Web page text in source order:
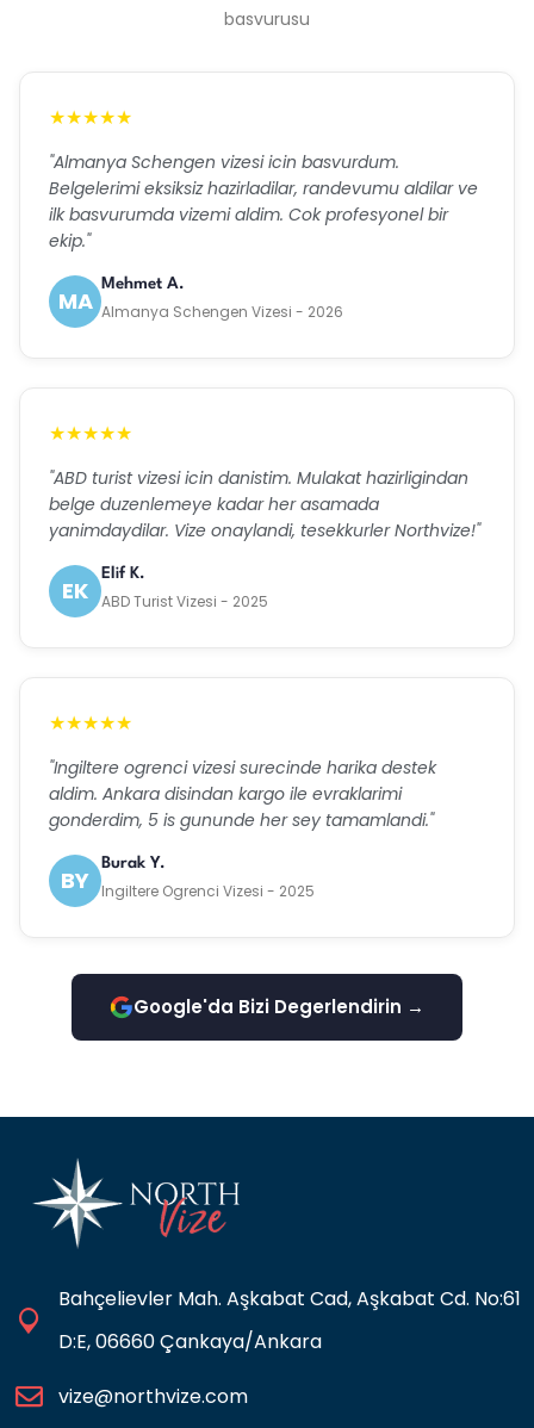
basvurusu
★★★★★
"Almanya Schengen vizesi icin basvurdum.
Belgelerimi eksiksiz hazirladilar, randevumu aldilar ve
ilk basvurumda vizemi aldim. Cok profesyonel bir
ekip."
MA
Mehmet A.
Almanya Schengen Vizesi - 2026
★★★★★
"ABD turist vizesi icin danistim. Mulakat hazirligindan
belge duzenlemeye kadar her asamada
yanimdaydilar. Vize onaylandi, tesekkurler Northvize!"
EK
Elif K.
ABD Turist Vizesi - 2025
★★★★★
"Ingiltere ogrenci vizesi surecinde harika destek
aldim. Ankara disindan kargo ile evraklarimi
gonderdim, 5 is gununde her sey tamamlandi."
BY
Burak Y.
Ingiltere Ogrenci Vizesi - 2025
Google'da Bizi Degerlendirin →
Bahçelievler Mah. Aşkabat Cad, Aşkabat Cd. No:61
D:E, 06660 Çankaya/Ankara
vize@northvize.com